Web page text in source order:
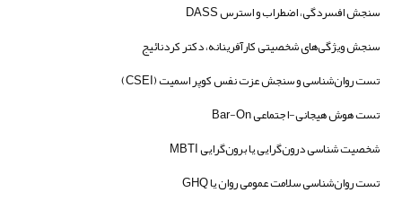
سنجش افسردگی، اضطراب و استرس DASS
سنجش ویژگی‌های شخصیتی کارآفرینانه، دکتر کردنائیج
تست روان‌شناسی و سنجش عزت نفس کوپر اسمیت (CSEI)
تست هوش هیجانی-اجتماعی Bar-On
شخصیت شناسی درون‌گرایی یا برون‌گرایی MBTI
تست روان‌شناسی سلامت عمومی روان یا GHQ